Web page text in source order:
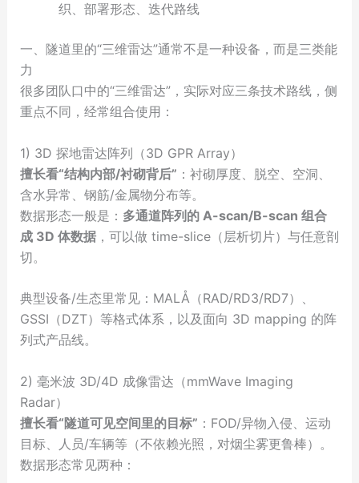
织、部署形态、迭代路线
一、隧道里的“三维雷达”通常不是一种设备，而是三类能
力
很多团队口中的“三维雷达”，实际对应三条技术路线，侧
重点不同，经常组合使用：
1) 3D 探地雷达阵列（3D GPR Array）
擅长看“结构内部/衬砌背后” ：衬砌厚度、脱空、空洞、
含水异常、钢筋/金属物分布等。
数据形态一般是： 多通道阵列的 A-scan/B-scan 组合
成 3D 体数据，可以做 time-slice（层析切片）与任意剖
切。
典型设备/生态里常见：MALÅ（RAD/RD3/RD7）、
GSSI（DZT）等格式体系，以及面向 3D mapping 的阵
列式产品线。
2) 毫米波 3D/4D 成像雷达（mmWave Imaging
Radar）
擅长看“隧道可见空间里的目标” ：FOD/异物入侵、运动
目标、人员/车辆等（不依赖光照，对烟尘雾更鲁棒）。
数据形态常见两种：